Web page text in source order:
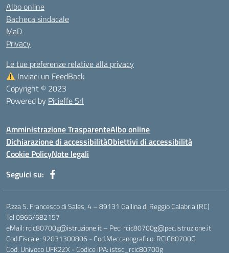
Albo online
Bacheca sindacale
MaD
Privacy
Le tue preferenze relative alla privacy
Inviaci un FeedBack
Copyright © 2023
Powered by Picieffe Srl
Amministrazione TrasparenteAlbo online
Dichiarazione di accessibilitàObiettivi di accessibilità
Cookie PolicyNote legali
Seguici su:
P.zza S. Francesco di Sales, 4 – 89131 Gallina di Reggio Calabria (RC)
Tel.0965/682157
eMail: rcic80700g@istruzione.it – Pec: rcic80700g@pec.istruzione.it
Cod.Fiscale: 92031300806 - Cod.Meccanografico: RCIC80700G
Cod. Univoco UFK2ZX - Codice iPA: istsc_rcic80700g